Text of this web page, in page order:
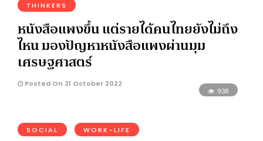
THINKERS
หนังสือแพงขึ้น แต่รายได้คนไทยยังไม่ถึง
ไหน มองปัญหาหนังสือแพงผ่านมุม
เศรษฐศาสตร์
Posted On 21 October 2022
938
SOCIAL WORK-LIFE